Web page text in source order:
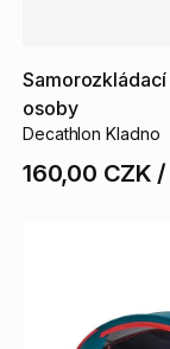
Samorozkládací
osoby
Decathlon Kladno
160,00 CZK /